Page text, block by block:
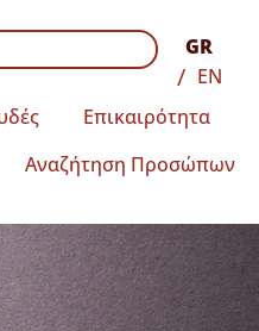
GR
EN
Επικαιρότητα
Αναζήτηση Προσώπων